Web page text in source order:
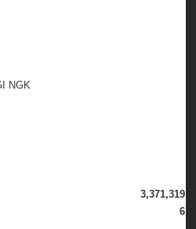
NGK
3,371,319
6